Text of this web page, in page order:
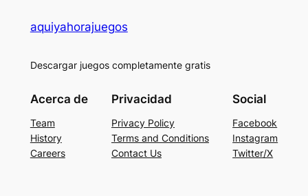
aquiyahorajuegos
Descargar juegos completamente gratis
Acerca de
Team
History
Careers
Privacidad
Privacy Policy
Terms and Conditions
Contact Us
Social
Facebook
Instagram
Twitter/X